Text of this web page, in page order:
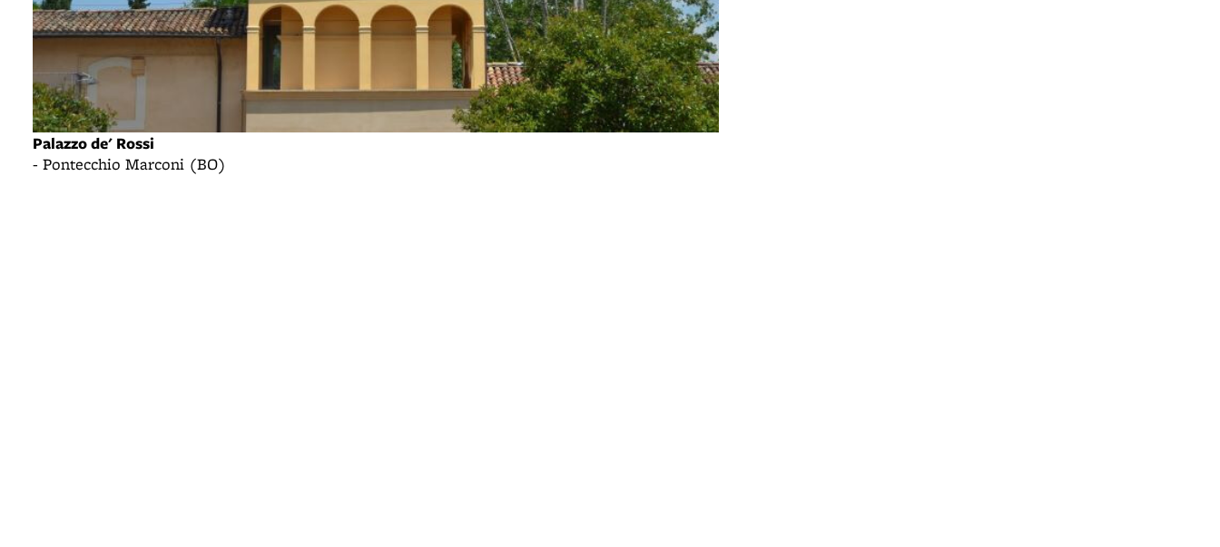
Palazzo de' Rossi
- Pontecchio Marconi (BO)